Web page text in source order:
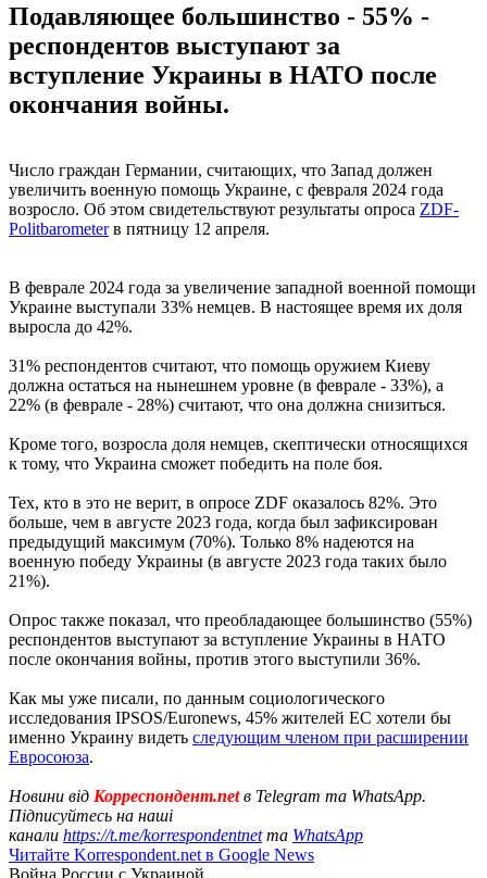
Подавляющее большинство - 55% -
респондентов выступают за
вступление Украины в НАТО после
окончания войны.
Число граждан Германии, считающих, что Запад должен
увеличить военную помощь Украине, с февраля 2024 года
возросло. Об этом свидетельствуют результаты опроса ZDF-
Politbarometerв пятницу 12 апреля.
В феврале 2024 года за увеличение западной военной помощи
Украине выступали 33% немцев. В настоящее время их доля
выросла до 42%.
31% респондентов считают, что помощь оружием Киеву
должна остаться на нынешнем уровне (в феврале - 33%), а
22% (в феврале - 28%) считают, что она должна снизиться.
Кроме того, возросла доля немцев, скептически относящихся
к тому, что Украина сможет победить на поле боя.
Тех, кто в это не верит, в опросе ZDF оказалось 82%. Это
больше, чем в августе 2023 года, когда был зафиксирован
предыдущий максимум (70%). Только 8% надеются на
военную победу Украины (в августе 2023 года таких было
21%).
Опрос также показал, что преобладающее большинство (55%)
респондентов выступают за вступление Украины в НАТО
после окончания войны, против этого выступили 36%.
Как мы уже писали, по данным социологического
исследования IPSOS/Euronews, 45% жителей ЕС хотели бы
именно Украину видеть следующим членом при расширении
Евросоюза.
Новини від Корреспондент.netв Telegram та WhatsApp.
Підписуйтесь на наші
канали https://t.me/korrespondentnetта WhatsApp
Читайте Korrespondent.net в Google News
Война России с Украиной